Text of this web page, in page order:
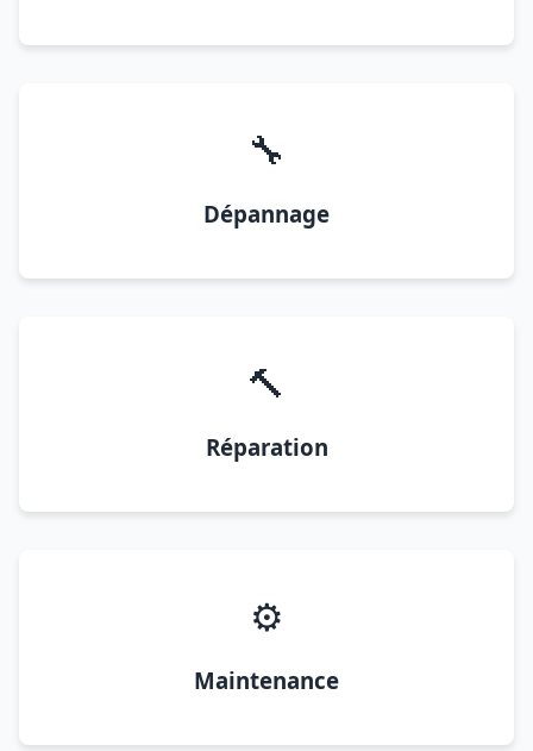
🔧
Dépannage
🔨
Réparation
⚙️
Maintenance